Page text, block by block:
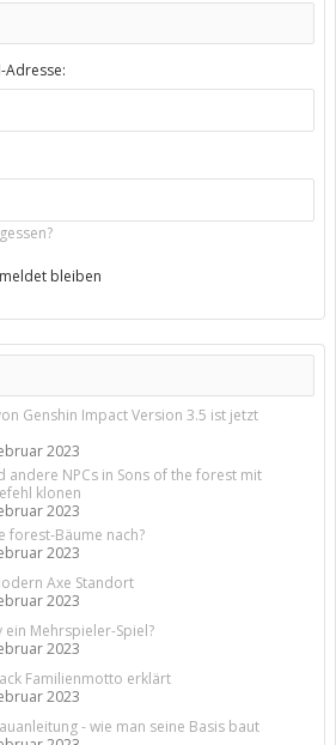
Adresse:
bleiben
Genshin Impact Version 3.5 ist jetzt
2023
andere NPCs in Sons of the forest mit
klonen
2023
forest-Bäume nach?
2023
Axe Standort
2023
ein Mehrspieler-Spiel?
2023
Familienmotto erklärt
2023
- wie man seine Basis baut